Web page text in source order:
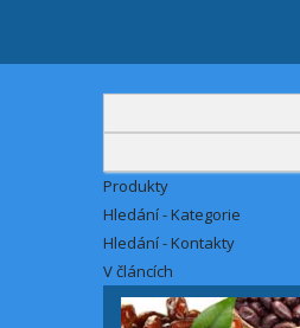
Produkty
Hledání - Kategorie
Hledání - Kontakty
V článcích